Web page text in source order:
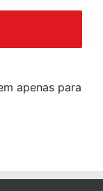
apenas para